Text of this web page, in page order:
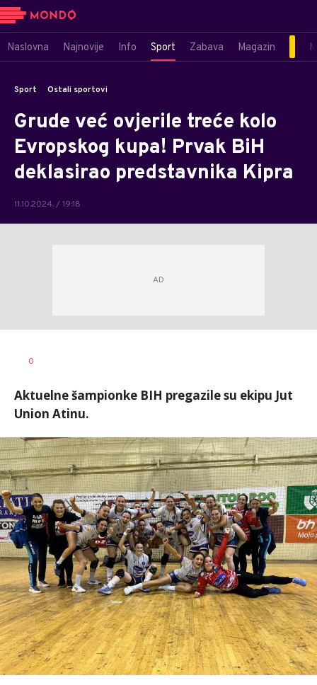
Naslovna Najnovije Info Sport Zabava Magazin
Sport Ostali sportovi
Grude već ovjerile treće kolo
Evropskog kupa! Prvak BiH
deklasirao predstavnika Kipra
11.10.2024. / 19:18
AUTOR
0
Aktuelne šampionke BIH pregazile su ekipu Jut
Union Atinu.